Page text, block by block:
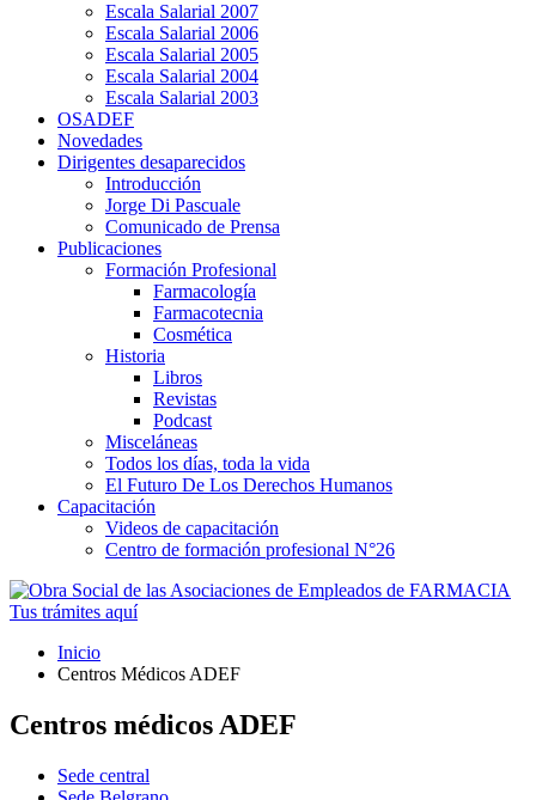
Escala Salarial 2007
Escala Salarial 2006
Escala Salarial 2005
Escala Salarial 2004
Escala Salarial 2003
OSADEF
Novedades
Dirigentes desaparecidos
Introducción
Jorge Di Pascuale
Comunicado de Prensa
Publicaciones
Formación Profesional
Farmacología
Farmacotecnia
Cosmética
Historia
Libros
Revistas
Podcast
Misceláneas
Todos los días, toda la vida
El Futuro De Los Derechos Humanos
Capacitación
Videos de capacitación
Centro de formación profesional N°26
Tus trámites aquí
Inicio
Centros Médicos ADEF
Centros médicos ADEF
Sede central